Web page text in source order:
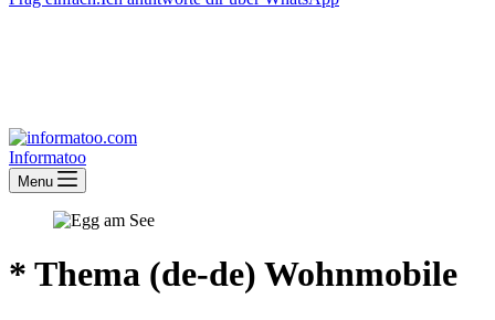
Informatoo
Menu
* Thema (de-de) Wohnmobile